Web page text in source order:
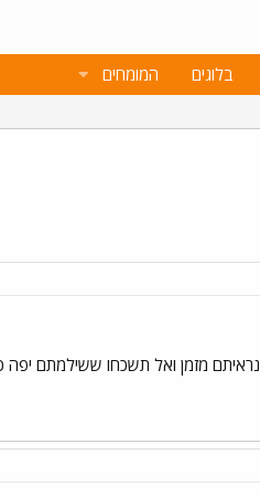
בלוגים המומחים
נראיתם מזמן ואל תשכחו ששילמתם